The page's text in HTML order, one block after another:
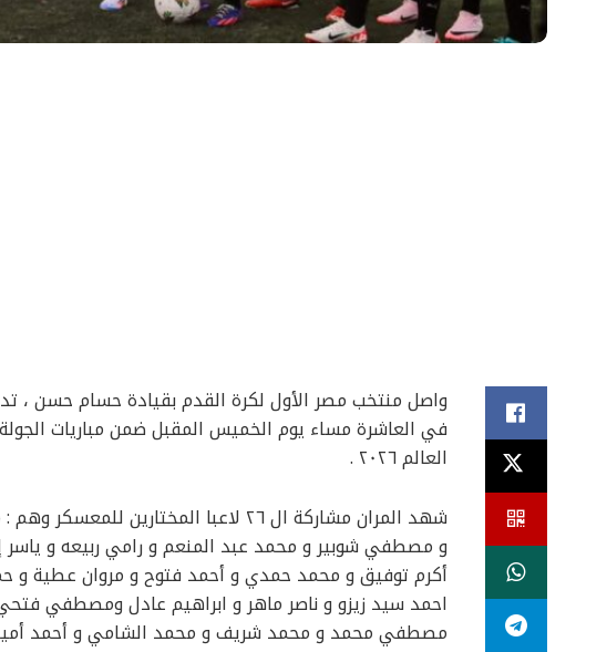
واصل منتخب مصر الأول لكرة القدم بقيادة حسام حسن ،
في العاشرة مساء يوم الخميس المقبل ضمن مباريات
العالم ٢٠٢٦ .
شهد المران مشاركة ال ٢٦ لاعبا
و مصطفي شوبير و محمد عبد المنعم و رامي ربيعه و
أكرم توفيق و محمد حمدي و أحمد فتوح و مروان عطية و
احمد سيد زيزو و ناصر ماهر و ابراهيم عادل ومصطفي
مصطفي محمد و محمد شريف و محمد الشامي و أحمد